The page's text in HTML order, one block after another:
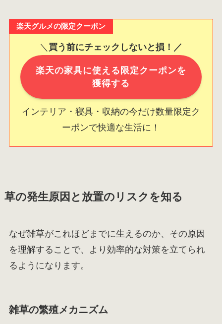
楽天グルメの限定クーポン
＼ 買う前にチェックしないと損！／
楽天の家具に使える限定クーポンを
獲得する
インテリア・寝具・収納の今だけ数量限定ク
ーポンで快適な生活に！
草の発生原因と放置のリスクを知る
なぜ雑草がこれほどまでに生えるのか、その原因
を理解することで、より効率的な対策を立てられ
るようになります。
雑草の繁殖メカニズム